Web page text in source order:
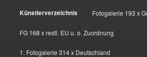
Künstlerverzeichnis Fotogalerie 193 x
FG 168 x restl. EU u. o. Zuordnung
1. Fotogalerie 314 x Deutschland